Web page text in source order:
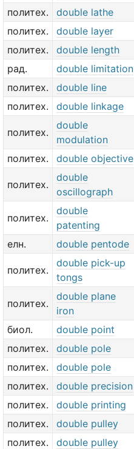
политех.
double lathe
политех.
double layer
политех.
double length
рад.
double limitation
политех.
double line
политех.
double linkage
политех.
double
modulation
политех. double objective
политех.
double
oscillograph
политех.
double
patenting
елн. double pentode
политех.
double pick-up
tongs
политех.
double plane
iron
биол. double point
политех.
double pole
политех.
double pole
политех.
double precision
политех.
double printing
политех.
double pulley
политех.
double pulley